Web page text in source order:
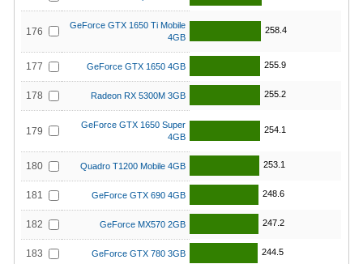
176
GeForce GTX 1650 Ti Mobile
4GB
258.4
177 GeForce GTX 1650 4GB 255.9
178 Radeon RX 5300M 3GB 255.2
179
GeForce GTX 1650 Super
4GB
254.1
180 Quadro T1200 Mobile 4GB 253.1
181 GeForce GTX 690 4GB 248.6
182 GeForce MX570 2GB 247.2
183 GeForce GTX 780 3GB 244.5